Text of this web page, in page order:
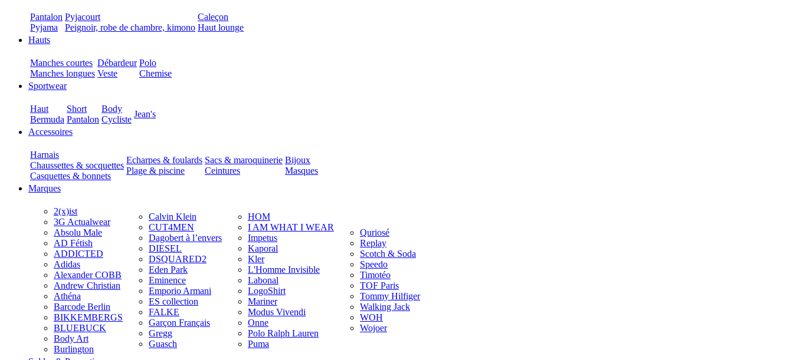
Pantalon
Pyjama
Pyjacourt
Peignoir, robe de chambre, kimono
Caleçon
Haut lounge
Hauts
Manches courtes
Manches longues
Débardeur
Veste
Polo
Chemise
Sportwear
Haut
Bermuda
Short
Pantalon
Body
Cycliste
Jean's
Accessoires
Harnais
Chaussettes & socquettes
Casquettes & bonnets
Echarpes & foulards
Plage & piscine
Sacs & maroquinerie
Ceintures
Bijoux
Masques
Marques
2(x)ist
3G Actualwear
Absolu Male
AD Fétish
ADDICTED
Adidas
Alexander COBB
Andrew Christian
Athéna
Barcode Berlin
BIKKEMBERGS
BLUEBUCK
Body Art
Burlington
Calvin Klein
CUT4MEN
Dagobert à l’envers
DIESEL
DSQUARED2
Eden Park
Eminence
Emporio Armani
ES collection
FALKE
Garçon Français
Gregg
Guasch
HOM
I AM WHAT I WEAR
Impetus
Kaporal
Kler
L'Homme Invisible
Labonal
LogoShirt
Mariner
Modus Vivendi
Onne
Polo Ralph Lauren
Puma
Quriosé
Replay
Scotch & Soda
Speedo
Timotéo
TOF Paris
Tommy Hilfiger
Walking Jack
WOH
Wojoer